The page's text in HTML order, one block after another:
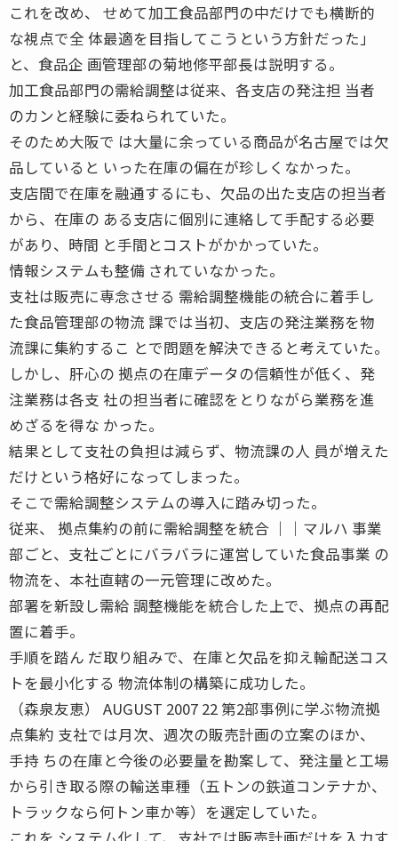
これを改め、 せめて加工食品部門の中だけでも横断的
な視点で全 体最適を目指してこうという方針だった」
と、食品企 画管理部の菊地修平部長は説明する。
加工食品部門の需給調整は従来、各支店の発注担 当者
のカンと経験に委ねられていた。
そのため大阪で は大量に余っている商品が名古屋では欠
品していると いった在庫の偏在が珍しくなかった。
支店間で在庫を融通するにも、欠品の出た支店の担当者
から、在庫の ある支店に個別に連絡して手配する必要
があり、時間 と手間とコストがかかっていた。
情報システムも整備 されていなかった。
支社は販売に専念させる 需給調整機能の統合に着手し
た食品管理部の物流 課では当初、支店の発注業務を物
流課に集約するこ とで問題を解決できると考えていた。
しかし、肝心の 拠点の在庫データの信頼性が低く、発
注業務は各支 社の担当者に確認をとりながら業務を進
めざるを得な かった。
結果として支社の負担は減らず、物流課の人 員が増えた
だけという格好になってしまった。
そこで需給調整システムの導入に踏み切った。
従来、 拠点集約の前に需給調整を統合 ｜｜マルハ 事業
部ごと、支社ごとにバラバラに運営していた食品事業 の
物流を、本社直轄の一元管理に改めた。
部署を新設し需給 調整機能を統合した上で、拠点の再配
置に着手。
手順を踏ん だ取り組みで、在庫と欠品を抑え輸配送コス
トを最小化する 物流体制の構築に成功した。
（森泉友恵） AUGUST 2007 22 第2部事例に学ぶ物流拠
点集約 支社では月次、週次の販売計画の立案のほか、
手持 ちの在庫と今後の必要量を勘案して、発注量と工場
から引き取る際の輸送車種（五トンの鉄道コンテナか、
トラックなら何トン車か等）を選定していた。